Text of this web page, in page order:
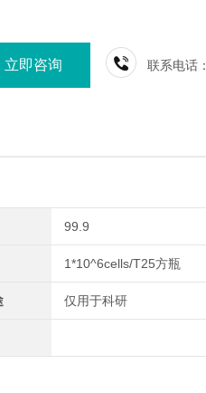
立即咨询 联系电话：
99.9
1*10^6cells/T25方瓶
仅用于科研